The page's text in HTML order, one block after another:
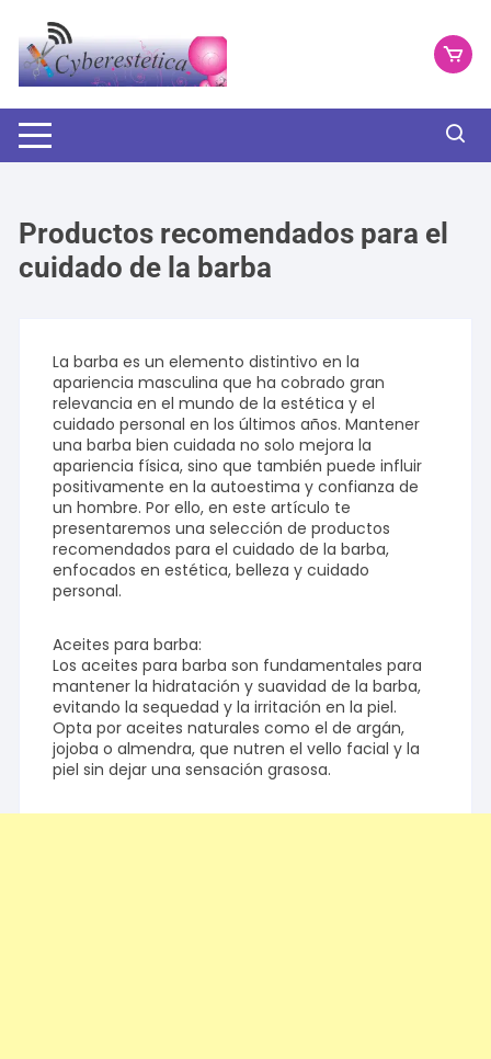
contenido
Productos recomendados para el
cuidado de la barba
La barba es un elemento distintivo en la
apariencia masculina que ha cobrado gran
relevancia en el mundo de la estética y el
cuidado personal en los últimos años. Mantener
una barba bien cuidada no solo mejora la
apariencia física, sino que también puede influir
positivamente en la autoestima y confianza de
un hombre. Por ello, en este artículo te
presentaremos una selección de productos
recomendados para el cuidado de la barba,
enfocados en estética, belleza y cuidado
personal.
Aceites para barba:
Los aceites para barba son fundamentales para
mantener la hidratación y suavidad de la barba,
evitando la sequedad y la irritación en la piel.
Opta por aceites naturales como el de argán,
jojoba o almendra, que nutren el vello facial y la
piel sin dejar una sensación grasosa.